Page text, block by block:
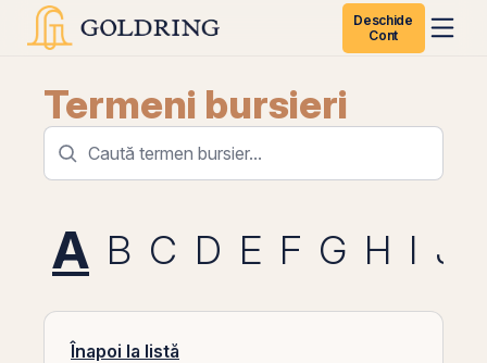
Deschide
Cont
Termeni bursieri
A B C D E F G H I J
Înapoi la listă